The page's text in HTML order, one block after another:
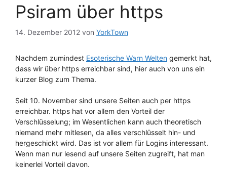
Psiram über https
14. Dezember 2012 von YorkTown
Nachdem zumindest Esoterische Warn Welten gemerkt hat,
dass wir über https erreichbar sind, hier auch von uns ein
kurzer Blog zum Thema.
Seit 10. November sind unsere Seiten auch per https
erreichbar. https hat vor allem den Vorteil der
Verschlüsselung; im Wesentlichen kann auch theoretisch
niemand mehr mitlesen, da alles verschlüsselt hin- und
hergeschickt wird. Das ist vor allem für Logins interessant.
Wenn man nur lesend auf unsere Seiten zugreift, hat man
keinerlei Vorteil davon.